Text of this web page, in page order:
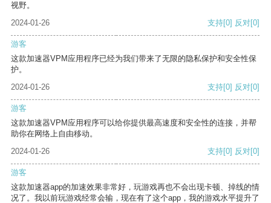
视野。
2024-01-26
支持[0] 反对[0]
游客
这款加速器VPM应用程序已经为我们带来了无限的隐私保护和安全性保
护。
2024-01-26
支持[0] 反对[0]
游客
这款加速器VPM应用程序可以给你提供最高速度和安全性的连接，并帮
助你在网络上自由移动。
2024-01-26
支持[0] 反对[0]
游客
这款加速器app的加速效果非常好，玩游戏再也不会出现卡顿、掉线的情
况了。我以前玩游戏经常会输，现在有了这个app，我的游戏水平提升了